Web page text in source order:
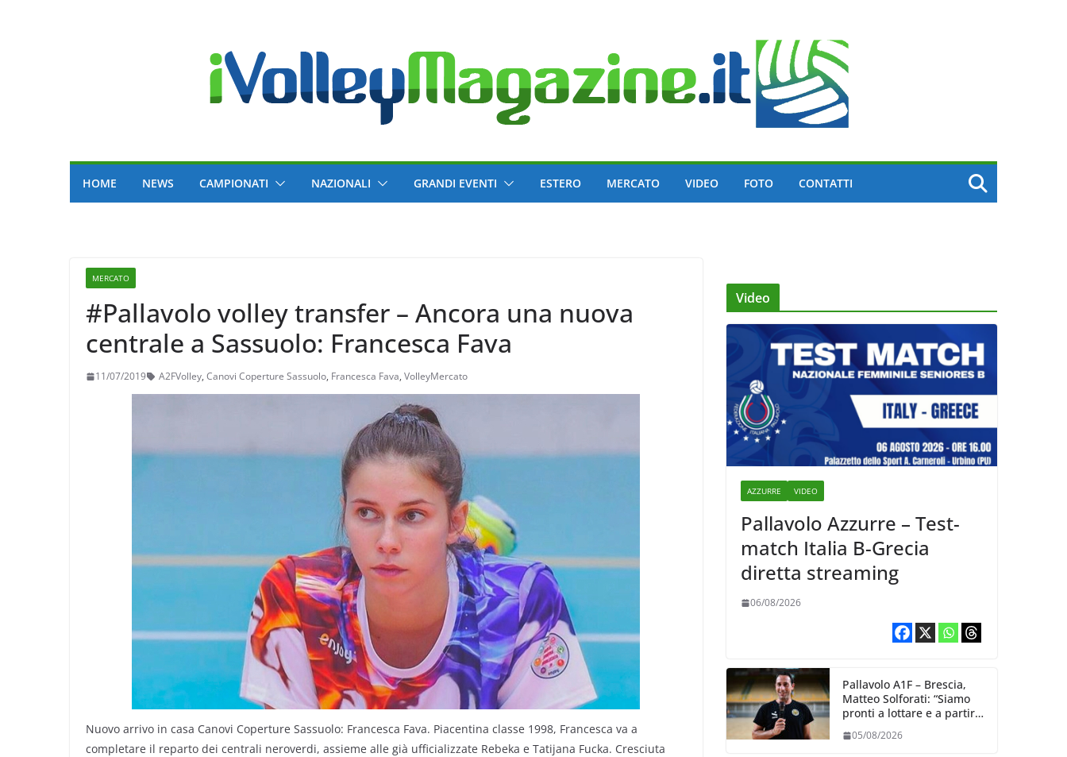
HOME NEWS CAMPIONATI NAZIONALI GRANDI EVENTI ESTERO MERCATO VIDEO FOTO CONTATTI
MERCATO
#Pallavolo volley transfer – Ancora una nuova
centrale a Sassuolo: Francesca Fava
11/07/2019 A2FVolley, Canovi Coperture Sassuolo, Francesca Fava, VolleyMercato
Nuovo arrivo in casa Canovi Coperture Sassuolo: Francesca Fava. Piacentina classe 1998, Francesca va a
completare il reparto dei centrali neroverdi, assieme alle già ufficializzate Rebeka e Tatijana Fucka. Cresciuta
Video
AZZURRE VIDEO
Pallavolo Azzurre – Test-
match Italia B-Grecia
diretta streaming
06/08/2026
Pallavolo A1F – Brescia,
Matteo Solforati: “Siamo
pronti a lottare e a partire
giorno”
05/08/2026